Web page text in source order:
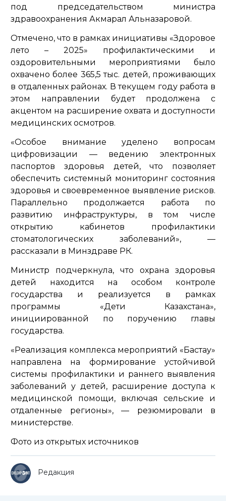
под председательством министра
здравоохранения Акмарал Альназаровой.
Отмечено, что в рамках инициативы «Здоровое
лето – 2025» профилактическими и
оздоровительными мероприятиями было
охвачено более 365,5 тыс. детей, проживающих
в отдаленных районах. В текущем году работа в
этом направлении будет продолжена с
акцентом на расширение охвата и доступности
медицинских осмотров.
«Особое внимание уделено вопросам
цифровизации — ведению электронных
паспортов здоровья детей, что позволяет
обеспечить системный мониторинг состояния
здоровья и своевременное выявление рисков.
Параллельно продолжается работа по
развитию инфраструктуры, в том числе
открытию кабинетов профилактики
стоматологических заболеваний», —
рассказали в Минздраве РК.
Министр подчеркнула, что охрана здоровья
детей находится на особом контроле
государства и реализуется в рамках
программы «Дети Казахстана»,
инициированной по поручению главы
государства.
«Реализация комплекса мероприятий «Бастау»
направлена на формирование устойчивой
системы профилактики и раннего выявления
заболеваний у детей, расширение доступа к
медицинской помощи, включая сельские и
отдаленные регионы», — резюмировали в
министерстве.
Фото из открытых источников
Редакция